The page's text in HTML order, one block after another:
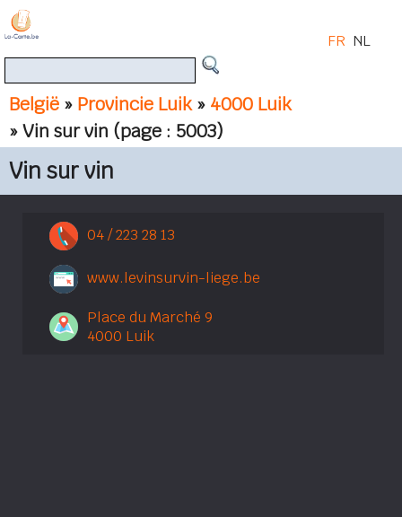
België » Provincie Luik» 4000 Luik
» Vin sur vin (page : 5003)
FR NL
Vin sur vin
04 / 223 28 13
www.levinsurvin-liege.be
Place du Marché 9
4000 Luik